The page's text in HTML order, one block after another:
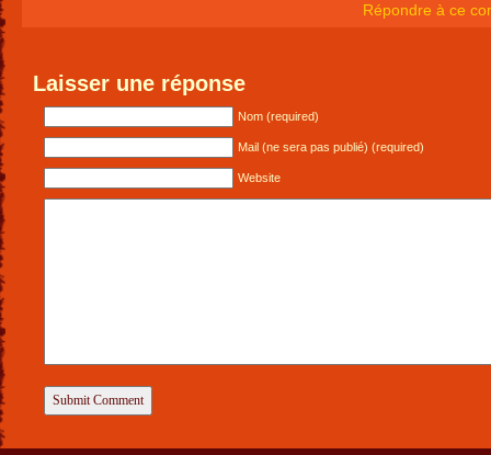
Répondre à ce
Laisser une réponse
Nom (required)
Mail (ne sera pas publié) (required)
Website